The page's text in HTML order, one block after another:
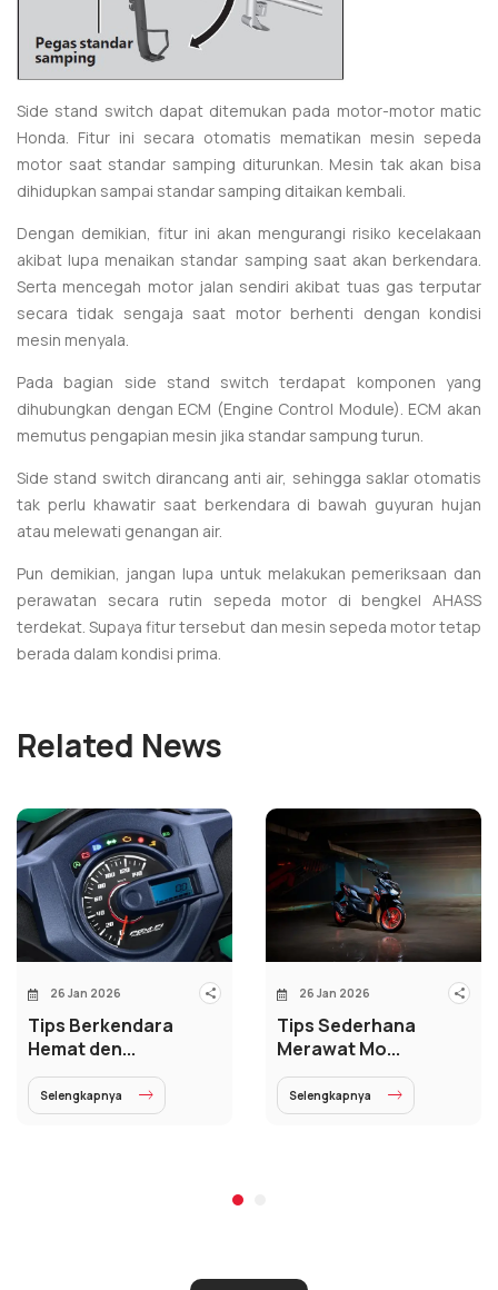
Side stand switch dapat ditemukan pada motor-motor matic
Honda. Fitur ini secara otomatis mematikan mesin sepeda
motor saat standar samping diturunkan. Mesin tak akan bisa
dihidupkan sampai standar samping ditaikan kembali.
Dengan demikian, fitur ini akan mengurangi risiko kecelakaan
akibat lupa menaikan standar samping saat akan berkendara.
Serta mencegah motor jalan sendiri akibat tuas gas terputar
secara tidak sengaja saat motor berhenti dengan kondisi
mesin menyala.
Pada bagian side stand switch terdapat komponen yang
dihubungkan dengan ECM (Engine Control Module). ECM akan
memutus pengapian mesin jika standar sampung turun.
Side stand switch dirancang anti air, sehingga saklar otomatis
tak perlu khawatir saat berkendara di bawah guyuran hujan
atau melewati genangan air.
Pun demikian, jangan lupa untuk melakukan pemeriksaan dan
perawatan secara rutin sepeda motor di bengkel AHASS
terdekat. Supaya fitur tersebut dan mesin sepeda motor tetap
berada dalam kondisi prima.
Related News
26 Jan 2026
Tips Berkendara
Hemat den...
Selengkapnya
26 Jan 2026
Tips Sederhana
Merawat Mo...
Selengkapnya